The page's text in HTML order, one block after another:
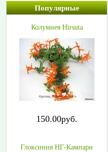
Популярные
Колумнея Hirsuta
150.00руб.
Глоксиния НГ-Кампари